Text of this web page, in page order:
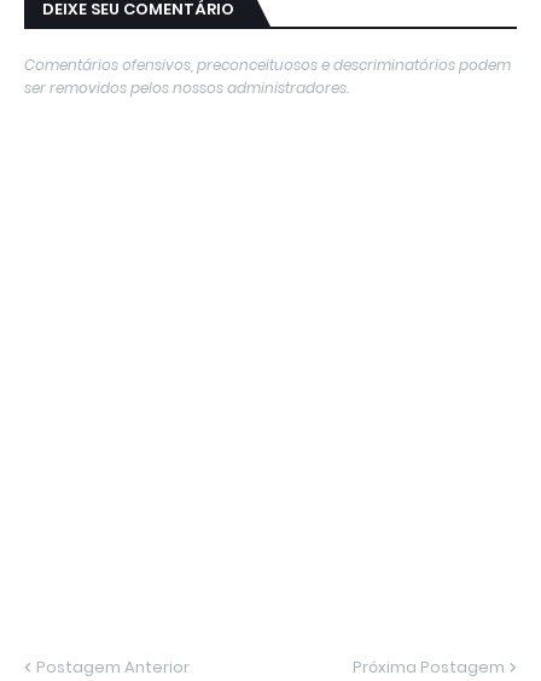
DEIXE SEU COMENTÁRIO
Comentários ofensivos, preconceituosos e descriminatórios podem
ser removidos pelos nossos administradores.
Postagem Anterior Próxima Postagem